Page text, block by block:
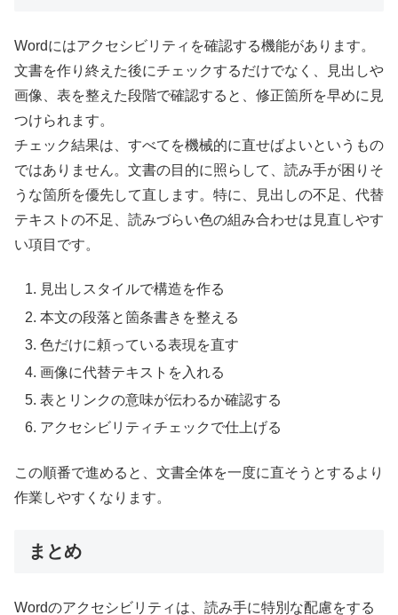
Wordにはアクセシビリティを確認する機能があります。
文書を作り終えた後にチェックするだけでなく、見出しや
画像、表を整えた段階で確認すると、修正箇所を早めに見
つけられます。
チェック結果は、すべてを機械的に直せばよいというもの
ではありません。文書の目的に照らして、読み手が困りそ
うな箇所を優先して直します。特に、見出しの不足、代替
テキストの不足、読みづらい色の組み合わせは見直しやす
い項目です。
見出しスタイルで構造を作る
本文の段落と箇条書きを整える
色だけに頼っている表現を直す
画像に代替テキストを入れる
表とリンクの意味が伝わるか確認する
アクセシビリティチェックで仕上げる
この順番で進めると、文書全体を一度に直そうとするより
作業しやすくなります。
まとめ
Wordのアクセシビリティは、読み手に特別な配慮をする